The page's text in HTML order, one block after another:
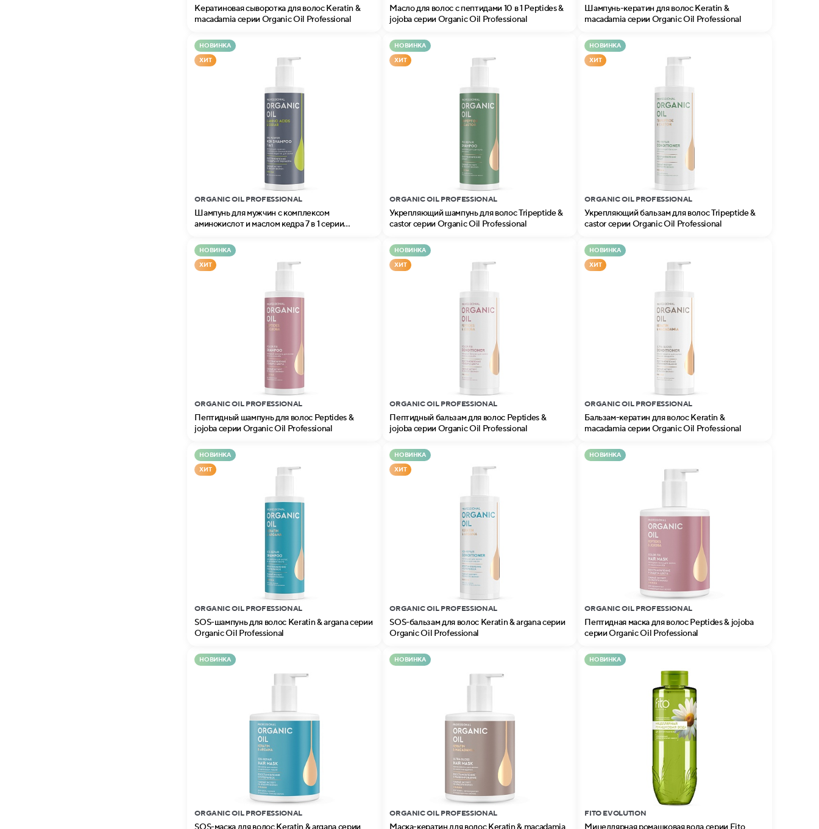
Кератиновая сыворотка для волос Keratin &
macadamia серии Organic Oil Professional
Масло для волос с пептидами 10 в 1 Peptides &
jojoba серии Organic Oil Professional
Шампунь-кератин для волос Keratin &
macadamia серии Organic Oil Professional
НОВИНКА
ХИТ
ORGANIC OIL PROFESSIONAL
Шампунь для мужчин с комплексом
аминокислот и маслом кедра 7 в 1 серии
НОВИНКА
ХИТ
ORGANIC OIL PROFESSIONAL
Укрепляющий шампунь для волос Tripeptide &
castor серии Organic Oil Professional
НОВИНКА
ХИТ
ORGANIC OIL PROFESSIONAL
Укрепляющий бальзам для волос Tripeptide &
castor серии Organic Oil Professional
НОВИНКА
ХИТ
ORGANIC OIL PROFESSIONAL
Пептидный шампунь для волос Peptides &
jojoba серии Organic Oil Professional
НОВИНКА
ХИТ
ORGANIC OIL PROFESSIONAL
Пептидный бальзам для волос Peptides &
jojoba серии Organic Oil Professional
НОВИНКА
ХИТ
ORGANIC OIL PROFESSIONAL
Бальзам-кератин для волос Keratin &
macadamia серии Organic Oil Professional
НОВИНКА
ХИТ
ORGANIC OIL PROFESSIONAL
SOS-шампунь для волос Keratin & argana серии
Organic Oil Professional
НОВИНКА
ХИТ
ORGANIC OIL PROFESSIONAL
SOS-бальзам для волос Keratin & argana серии
Organic Oil Professional
НОВИНКА
ORGANIC OIL PROFESSIONAL
Пептидная маска для волос Peptides & jojoba
серии Organic Oil Professional
НОВИНКА
ORGANIC OIL PROFESSIONAL
НОВИНКА
ORGANIC OIL PROFESSIONAL
НОВИНКА
FITO EVOLUTION